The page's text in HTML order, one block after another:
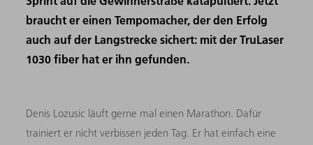
braucht er einen Tempomacher, der den Erfolg
auch auf der Langstrecke sichert: mit der TruLaser
1030 fiber hat er ihn gefunden.
Denis Lozusic läuft gerne mal einen Marathon. Dafür
trainiert er nicht verbissen jeden Tag. Er hat einfach eine